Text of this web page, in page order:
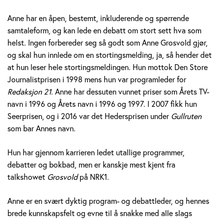
s
v
o
l
d
Anne har en åpen, bestemt, inkluderende og spørrende
samtaleform, og kan lede en debatt om stort sett hva som
helst. Ingen forbereder seg så godt som Anne Grosvold gjør,
og skal hun innlede om en stortingsmelding, ja, så hender det
at hun leser hele stortingsmeldingen. Hun mottok Den Store
Journalistprisen i 1998 mens hun var programleder for
Redaksjon 21. Anne har dessuten vunnet priser som Årets TV-
navn i 1996 og Årets navn i 1996 og 1997. I 2007 fikk hun
Seerprisen, og i 2016 var det Hedersprisen under Gullruten
som bar Annes navn.
Hun har gjennom karrieren ledet utallige programmer,
debatter og bokbad, men er kanskje mest kjent fra
talkshowet Grosvoldpå NRK1.
Anne er en svært dyktig program- og debattleder, og hennes
brede kunnskapsfelt og evne til å snakke med alle slags